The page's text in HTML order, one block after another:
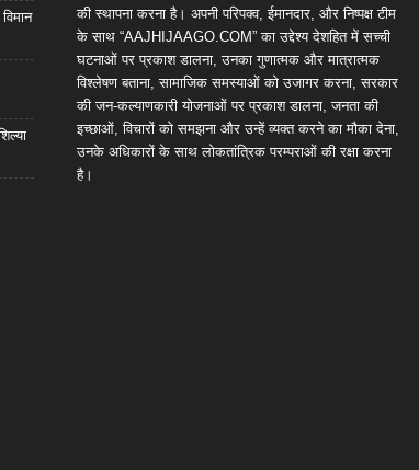
की स्थापना करना है। अपनी परिपक्व, ईमानदार, और निष्पक्ष टीम
के साथ “AAJHIJAAGO.COM” का उद्देश्य देशहित में सच्ची
घटनाओं पर प्रकाश डालना, उनका गुणात्मक और मात्रात्मक
विश्लेषण बताना, सामाजिक समस्याओं को उजागर करना, सरकार
की जन-कल्याणकारी योजनाओं पर प्रकाश डालना, जनता की
इच्छाओं, विचारों को समझना और उन्हें व्यक्त करने का मौका देना,
उनके अधिकारों के साथ लोकतांत्रिक परम्पराओं की रक्षा करना
है।